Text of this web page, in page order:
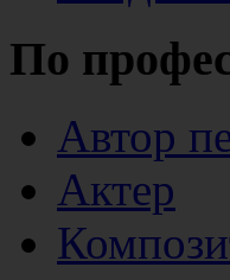
По
Автор
Актер